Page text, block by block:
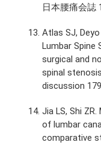
日本腰痛会誌
Atlas SJ,
Lumbar Spine
surgical and
spinal
discussion
Jia LS, Shi
of lumbar
comparative